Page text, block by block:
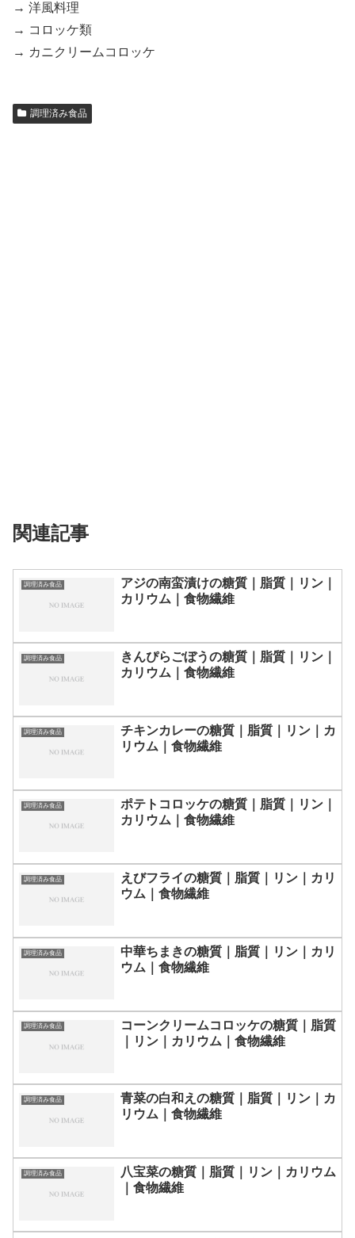
→ 洋風料理
→ コロッケ類
→ カニクリームコロッケ
調理済み食品
関連記事
調理済み食品
アジの南蛮漬けの糖質｜脂質｜リン｜
カリウム｜食物繊維
調理済み食品
きんぴらごぼうの糖質｜脂質｜リン｜
カリウム｜食物繊維
調理済み食品
チキンカレーの糖質｜脂質｜リン｜カ
リウム｜食物繊維
調理済み食品
ポテトコロッケの糖質｜脂質｜リン｜
カリウム｜食物繊維
調理済み食品
えびフライの糖質｜脂質｜リン｜カリ
ウム｜食物繊維
調理済み食品
中華ちまきの糖質｜脂質｜リン｜カリ
ウム｜食物繊維
調理済み食品
コーンクリームコロッケの糖質｜脂質
｜リン｜カリウム｜食物繊維
調理済み食品
青菜の白和えの糖質｜脂質｜リン｜カ
リウム｜食物繊維
調理済み食品
八宝菜の糖質｜脂質｜リン｜カリウム
｜食物繊維